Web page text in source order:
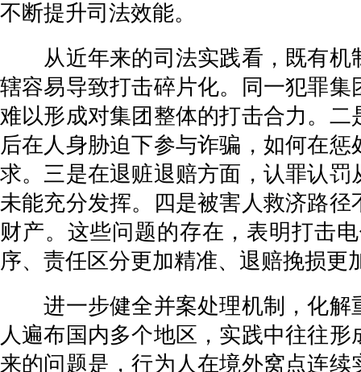
不断提升司法效能。
从近年来的司法实践看，既有机
辖容易导致打击碎片化。同一犯罪
难以形成对集团整体的打击合力。
后在人身胁迫下参与诈骗，如何在
求。三是在退赃退赔方面，认罪认
未能充分发挥。四是被害人救济路
财产。这些问题的存在，表明打击
序、责任区分更加精准、退赔挽损更
进一步健全并案处理机制，化解
人遍布国内多个地区，实践中往往
来的问题是，行为人在境外窝点连